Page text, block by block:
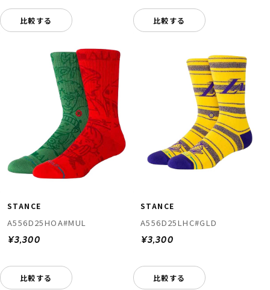
比較する 比較する
STANCE
A556D25HOA#MUL
¥3,300
比較する
STANCE
A556D25LHC#GLD
¥3,300
比較する